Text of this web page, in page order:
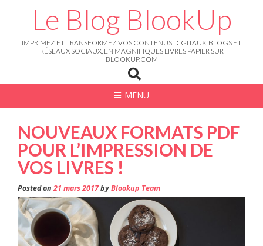
Le Blog BlookUp
IMPRIMEZ ET TRANSFORMEZ VOS CONTENUS DIGITAUX, BLOGS ET
RÉSEAUX SOCIAUX, EN MAGNIFIQUES LIVRES PAPIER SUR
BLOOKUP.COM
MENU
NOUVEAUX FORMATS PDF
POUR L’IMPRESSION DE
VOS LIVRES !
Posted on21 mars 2017byBlookup Team